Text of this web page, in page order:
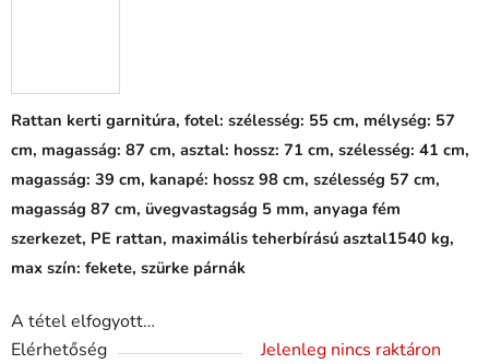
Rattan kerti garnitúra, fotel: szélesség: 55 cm, mélység: 57
cm, magasság: 87 cm, asztal: hossz: 71 cm, szélesség: 41 cm,
magasság: 39 cm, kanapé: hossz 98 cm, szélesség 57 cm,
magasság 87 cm, üvegvastagság 5 mm, anyaga fém
szerkezet, PE rattan, maximális teherbírású asztal1540 kg,
max szín: fekete, szürke párnák
A tétel elfogyott…
Elérhetőség
Jelenleg nincs raktáron